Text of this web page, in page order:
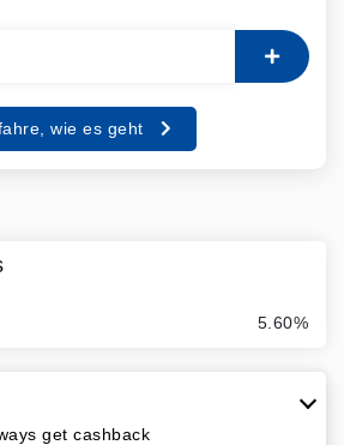
wie es geht
5.60%
get cashback